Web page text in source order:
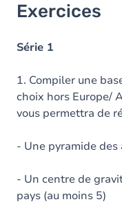
Exercices
Série 1
1. Compiler une
choix hors Europe/
vous permettra de
- Une pyramide des
- Un centre de
pays (au moins 5)